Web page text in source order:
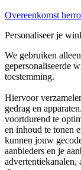
Overeenkomst
Personaliseer je
We gebruiken
gepersonaliseerde
toestemming.
Hiervoor
gedrag en
voortdurend te
en inhoud te tonen
kunnen jouw
aanbieders en je
advertentiekanalen,